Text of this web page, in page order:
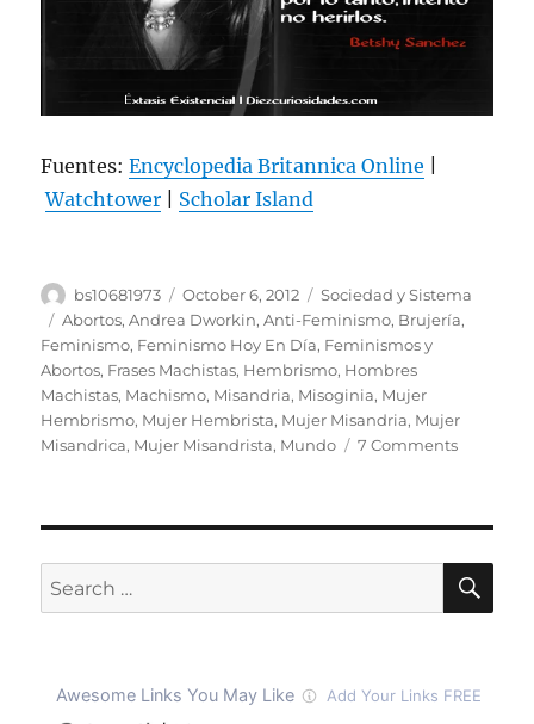
Fuentes:Encyclopedia Britannica Online
Watchtower
Scholar Island
Author
bs10681973
Posted
on
October 6, 2012 Categories
Sociedad y Sistema
Tags
Abortos,Andrea Dworkin,Anti-Feminismo, Brujería,
Feminismo, Feminismo Hoy En Día, Feminismos y
Abortos, Frases Machistas, Hembrismo, Hombres
Machistas, Machismo, Misandria, Misoginia, Mujer
Hembrismo, Mujer Hembrista, Mujer Misandria, Mujer
Misandrica, Mujer Misandrista, Mundo 7 Commentson
La
Misoginia
Search
for: